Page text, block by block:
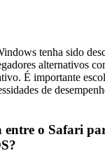
tenha sido
alternativos
É importante
de
entre o Safari